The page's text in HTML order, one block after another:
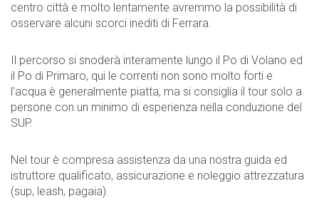
centro città e molto lentamente avremmo la possibilità di
osservare alcuni scorci inediti di Ferrara.
Il percorso si snoderà interamente lungo il Po di Volano ed
il Po di Primaro, qui le correnti non sono molto forti e
l’acqua è generalmente piatta, ma si consiglia il tour solo a
persone con un minimo di esperienza nella conduzione del
SUP.
Nel tour è compresa assistenza da una nostra guida ed
istruttore qualificato, assicurazione e noleggio attrezzatura
(sup, leash, pagaia).